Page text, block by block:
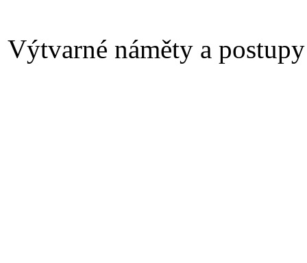
Výtvarné náměty a